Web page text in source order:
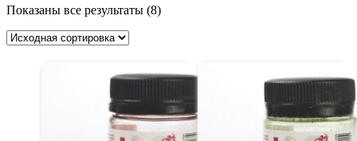
Показаны все результаты (8)